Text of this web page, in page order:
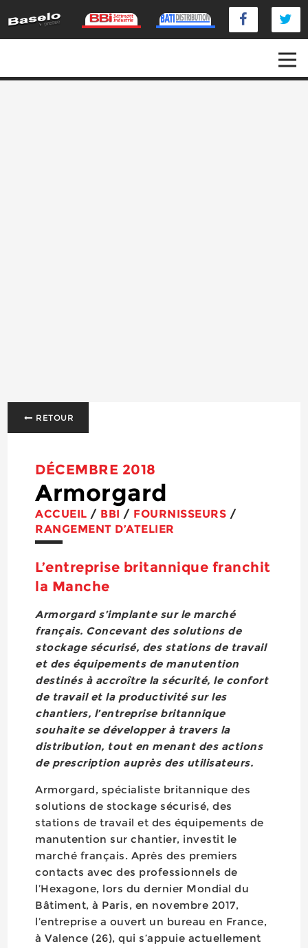
RETOUR
DÉCEMBRE 2018
Armorgard
ACCUEIL / BBI / FOURNISSEURS /
RANGEMENT D’ATELIER
L’entreprise britannique franchit
la Manche
Armorgard s’implante sur le marché
français. Concevant des solutions de
stockage sécurisé, des stations de travail
et des équipements de manutention
destinés à accroître la sécurité, le confort
de travail et la productivité sur les
chantiers, l’entreprise britannique
souhaite se développer à travers la
distribution, tout en menant des actions
de prescription auprès des utilisateurs.
Armorgard, spécialiste britannique des
solutions de stockage sécurisé, des
stations de travail et des équipements de
manutention sur chantier, investit le
marché français. Après des premiers
contacts avec des professionnels de
l’Hexagone, lors du dernier Mondial du
Bâtiment, à Paris, en novembre 2017,
l’entreprise a ouvert un bureau en France,
à Valence (26), qui s’appuie actuellement